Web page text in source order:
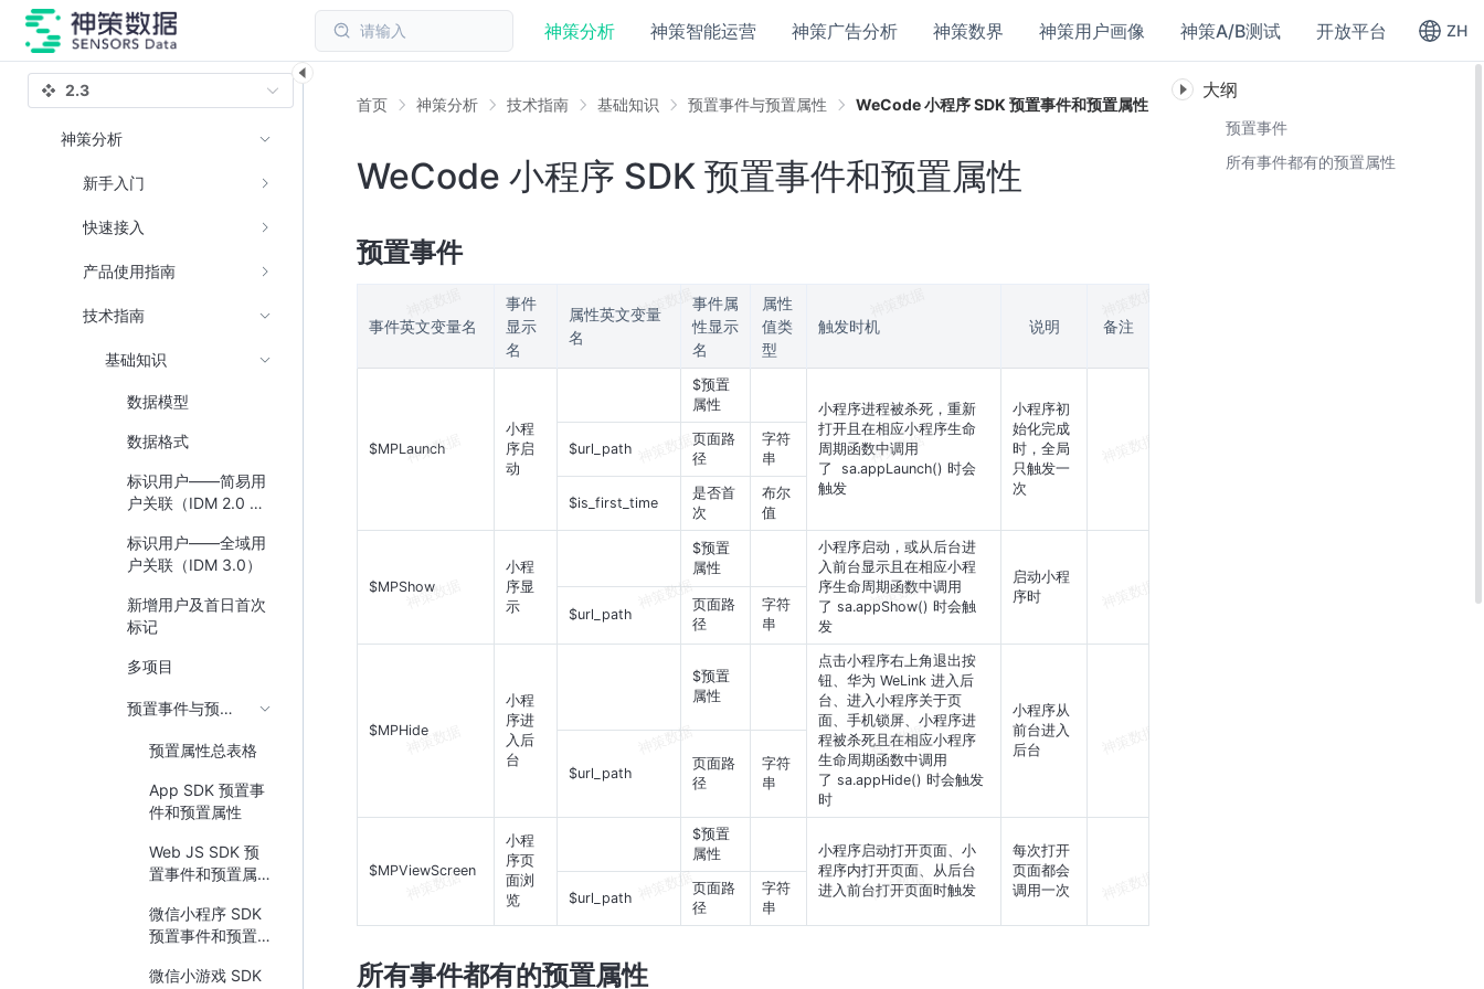
请输入 神策分析 神策智能运营 神策广告分析 神策数界 神策用户画像 神策A/B测试 开放平台 ZH
首页 神策分析 技术指南 基础知识 预置事件与预置属性 WeCode 小程序 SDK 预置事件和预置属性
WeCode 小程序 SDK 预置事件和预置属性
预置事件
事件英文变量名
事件
显示
名
属性英文变量
名
事件属
性显示
名
属性
值类
型
触发时机 说明 备注
$MPLaunch
小程
序启
动
$预置
属性
小程序进程被杀死，重新
打开且在相应小程序生命
周期函数中调用
了 sa.appLaunch() 时会
触发
小程序初
始化完成
时，全局
只触发一
次
$url_path
页面路
径
字符
串
$is_first_time
是否首
次
布尔
值
$MPShow
小程
序显
示
$预置
属性
小程序启动，或从后台进
入前台显示且在相应小程
序生命周期函数中调用
了 sa.appShow() 时会触
发
启动小程
序时
$url_path
页面路
径
字符
串
$MPHide
小程
序进
入后
台
$预置
属性
点击小程序右上角退出按
钮、华为 WeLink 进入后
台、进入小程序关于页
面、手机锁屏、小程序进
程被杀死且在相应小程序
生命周期函数中调用
了 sa.appHide() 时会触发
时
小程序从
前台进入
后台
$url_path
页面路
径
字符
串
$MPViewScreen
小程
序页
面浏
览
$预置
属性
小程序启动打开页面、小
程序内打开页面、从后台
进入前台打开页面时触发
每次打开
页面都会
调用一次
$url_path
页面路
径
字符
串
所有事件都有的预置属性
2.3
神策分析
新手入门
快速接入
产品使用指南
技术指南
基础知识
数据模型
数据格式
标识用户——简易用
户关联（IDM 2.0 &
标识用户——全域用
户关联（IDM 3.0）
新增用户及首日首次
标记
多项目
预置事件与预置属性
预置属性总表格
App SDK 预置事
件和预置属性
Web JS SDK 预
置事件和预置属
微信小程序 SDK
预置事件和预置
微信小游戏 SDK
大纲
预置事件
所有事件都有的预置属性